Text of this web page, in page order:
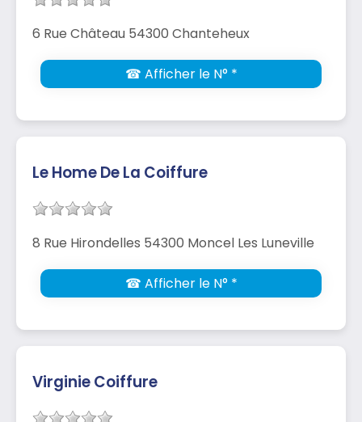
6 Rue Château 54300 Chanteheux
☎ Afficher le N° *
Le Home De La Coiffure
8 Rue Hirondelles 54300 Moncel Les Luneville
☎ Afficher le N° *
Virginie Coiffure